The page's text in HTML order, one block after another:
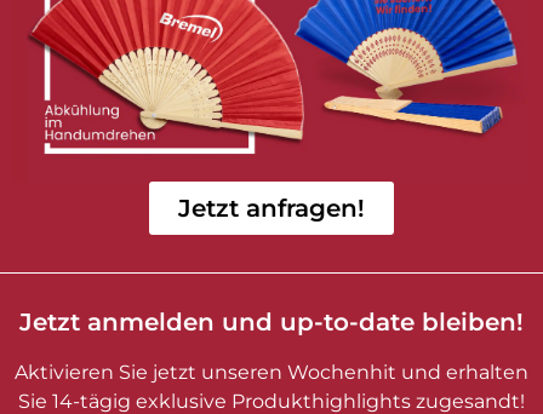
Jetzt anfragen!
Jetzt anmelden und up-to-date bleiben!
Aktivieren Sie jetzt unseren Wochenhit und erhalten
Sie 14-tägig exklusive Produkthighlights zugesandt!